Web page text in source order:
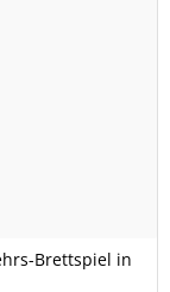
Brettspiel in